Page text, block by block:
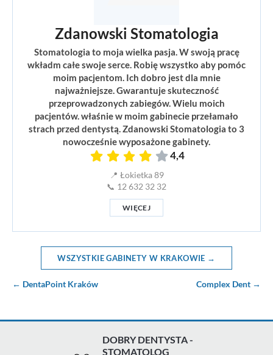
Zdanowski Stomatologia
Stomatologia to moja wielka pasja. W swoją pracę
wkładm całe swoje serce. Robię wszystko aby pomóc
moim pacjentom. Ich dobro jest dla mnie
najważniejsze. Gwarantuje skuteczność
przeprowadzonych zabiegów. Wielu moich
pacjentów. właśnie w moim gabinecie przełamało
strach przed dentystą. Zdanowski Stomatologia to 3
nowocześnie wyposażone gabinety.
4,4
📍 Łokietka 89
📞 12 632 32 32
WIĘCEJ
WSZYSTKIE GABINETY W KRAKOWIE →
← DentaPoint Kraków Complex Dent →
DOBRY DENTYSTA -
STOMATOLOG